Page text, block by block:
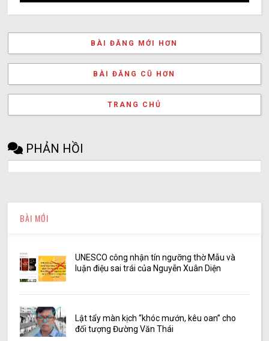
BÀI ĐĂNG MỚI HƠN
BÀI ĐĂNG CŨ HƠN
TRANG CHỦ
PHẢN HỒI
BÀI MỚI
UNESCO công nhận tín ngưỡng thờ Mẫu và
luận điệu sai trái của Nguyễn Xuân Diện
Lật tẩy màn kịch “khóc mướn, kêu oan” cho
đối tượng Đường Văn Thái